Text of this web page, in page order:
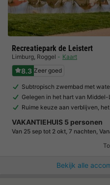
Recreatiepark de Leistert
Limburg, Roggel Kaart
8.3 Zeer goed
Subtropisch zwembad met
Gelegen in het hart van
Ruime keuze aan verblijven,
VAKANTIEHUIS 5 personen
Van 25 sep tot 2 okt, 7 nachten,
Bekijk alle